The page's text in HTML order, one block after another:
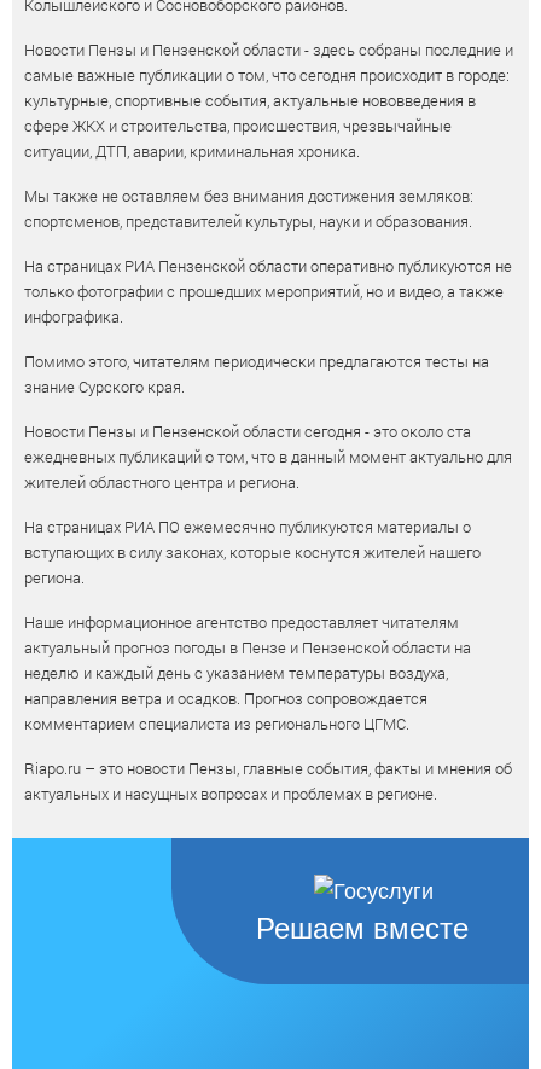
Колышлейского и Сосновоборского районов.
Новости Пензы и Пензенской области - здесь собраны последние и
самые важные публикации о том, что сегодня происходит в городе:
культурные, спортивные события, актуальные нововведения в
сфере ЖКХ и строительства, происшествия, чрезвычайные
ситуации, ДТП, аварии, криминальная хроника.
Мы также не оставляем без внимания достижения земляков:
спортсменов, представителей культуры, науки и образования.
На страницах РИА Пензенской области оперативно публикуются не
только фотографии с прошедших мероприятий, но и видео, а также
инфографика.
Помимо этого, читателям периодически предлагаются тесты на
знание Сурского края.
Новости Пензы и Пензенской области сегодня - это около ста
ежедневных публикаций о том, что в данный момент актуально для
жителей областного центра и региона.
На страницах РИА ПО ежемесячно публикуются материалы о
вступающих в силу законах, которые коснутся жителей нашего
региона.
Наше информационное агентство предоставляет читателям
актуальный прогноз погоды в Пензе и Пензенской области на
неделю и каждый день с указанием температуры воздуха,
направления ветра и осадков. Прогноз сопровождается
комментарием специалиста из регионального ЦГМС.
Riapo.ru – это новости Пензы, главные события, факты и мнения об
актуальных и насущных вопросах и проблемах в регионе.
Решаем вместе